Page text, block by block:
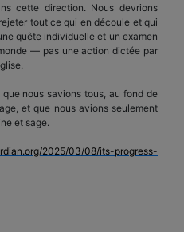
cette direction. Nous devrions
tout ce qui en découle et qui
quête individuelle et un examen
— pas une action dictée par
nous savions tous, au fond de
et que nous avions seulement
et sage.
2025/03/08/its-progress-